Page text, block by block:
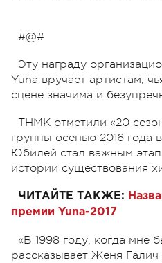
#@#
Эту награду
Yuna вручает артистам,
сцене значима и
ТНМК отметили «20
группы осенью 2016 года
Юбилей стал важным
истории существования
ЧИТАЙТЕ ТАКЖЕ:
премии Yuna-2017
«В 1998 году, когда мне
рассказывает Женя Галич